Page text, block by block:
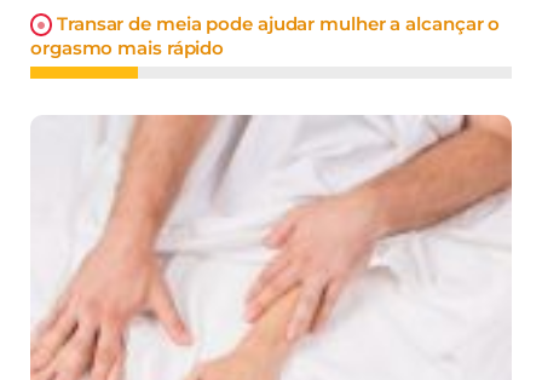
Transar de meia pode ajudar mulher a alcançar o
orgasmo mais rápido